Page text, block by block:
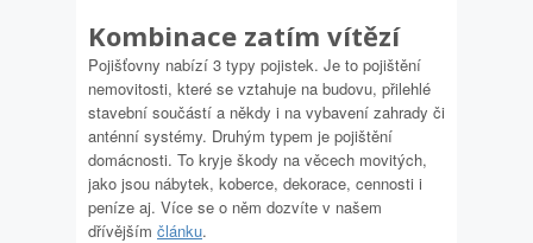
Kombinace zatím vítězí
Pojišťovny nabízí 3 typy pojistek. Je to pojištění
nemovitosti, které se vztahuje na budovu, přilehlé
stavební součástí a někdy i na vybavení zahrady či
anténní systémy. Druhým typem je pojištění
domácnosti. To kryje škody na věcech movitých,
jako jsou nábytek, koberce, dekorace, cennosti i
peníze aj. Více se o něm dozvíte v našem
dřívějším článku.